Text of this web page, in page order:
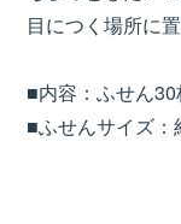
目につく場所に
■内容：ふせん
■ふせんサイズ：